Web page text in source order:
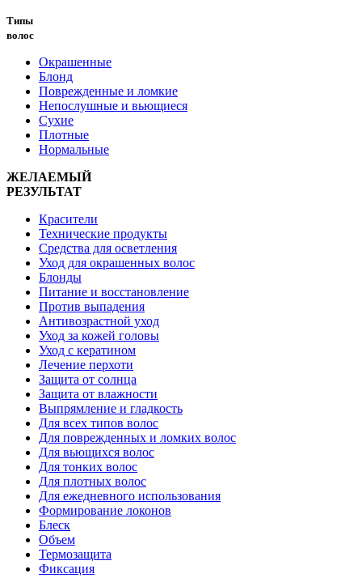
Типы
волос
Окрашенные
Блонд
Поврежденные и ломкие
Непослушные и вьющиеся
Сухие
Плотные
Нормальные
ЖЕЛАЕМЫЙ
РЕЗУЛЬТАТ
Красители
Технические продукты
Средства для осветления
Уход для окрашенных волос
Блонды
Питание и восстановление
Против выпадения
Антивозрастной уход
Уход за кожей головы
Уход с кератином
Лечение перхоти
Защита от солнца
Защита от влажности
Выпрямление и гладкость
Для всех типов волос
Для поврежденных и ломких волос
Для вьющихся волос
Для тонких волос
Для плотных волос
Для ежедневного использования
Формирование локонов
Блеск
Объем
Термозащита
Фиксация